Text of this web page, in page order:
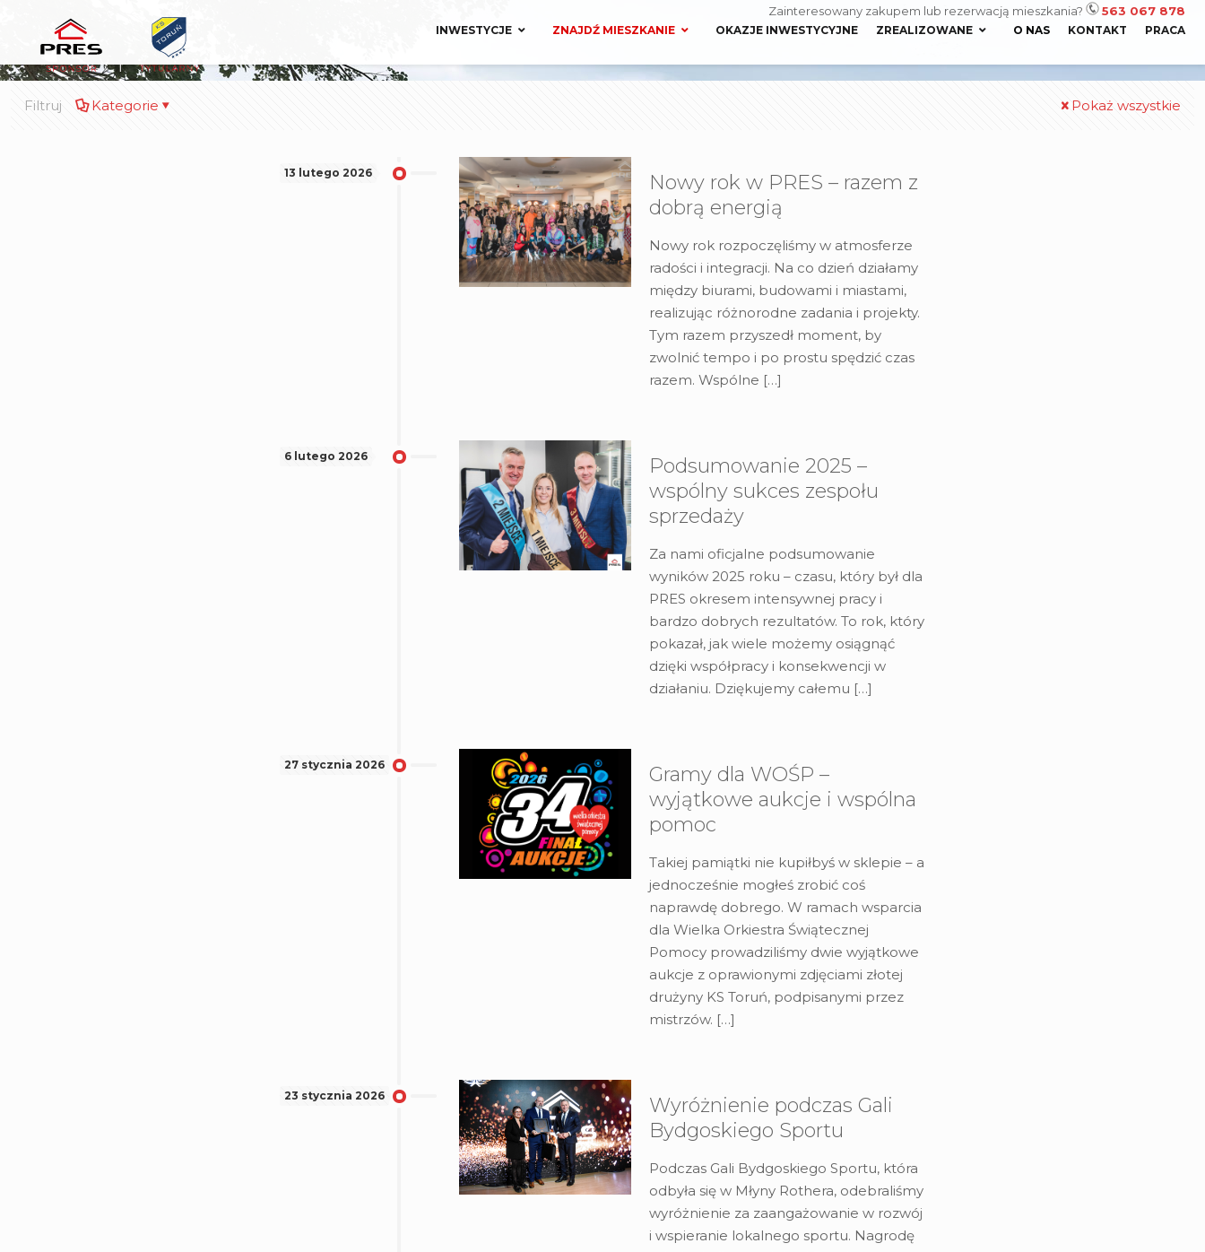
Zainteresowany zakupem lub rezerwacją mieszkania? 563 067 878
INWESTYCJE ZNAJDŹ MIESZKANIE OKAZJE INWESTYCYJNE ZREALIZOWANE O NAS KONTAKT PRACA
Filtruj Kategorie Pokaż wszystkie
13 lutego 2026
Nowy rok w PRES – razem z
dobrą energią
Nowy rok rozpoczęliśmy w atmosferze
radości i integracji. Na co dzień działamy
między biurami, budowami i miastami,
realizując różnorodne zadania i projekty.
Tym razem przyszedł moment, by
zwolnić tempo i po prostu spędzić czas
razem. Wspólne […]
6 lutego 2026
Podsumowanie 2025 –
wspólny sukces zespołu
sprzedaży
Za nami oficjalne podsumowanie
wyników 2025 roku – czasu, który był dla
PRES okresem intensywnej pracy i
bardzo dobrych rezultatów. To rok, który
pokazał, jak wiele możemy osiągnąć
dzięki współpracy i konsekwencji w
działaniu. Dziękujemy całemu […]
27 stycznia 2026
Gramy dla WOŚP –
wyjątkowe aukcje i wspólna
pomoc
Takiej pamiątki nie kupiłbyś w sklepie – a
jednocześnie mogłeś zrobić coś
naprawdę dobrego. W ramach wsparcia
dla Wielka Orkiestra Świątecznej
Pomocy prowadziliśmy dwie wyjątkowe
aukcje z oprawionymi zdjęciami złotej
drużyny KS Toruń, podpisanymi przez
mistrzów. […]
23 stycznia 2026
Wyróżnienie podczas Gali
Bydgoskiego Sportu
Podczas Gali Bydgoskiego Sportu, która
odbyła się w Młyny Rothera, odebraliśmy
wyróżnienie za zaangażowanie w rozwój
i wspieranie lokalnego sportu. Nagrodę